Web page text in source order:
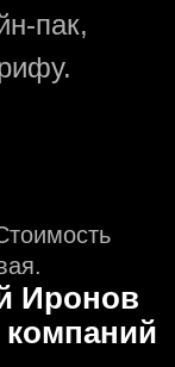
пак,
Иронов
компаний